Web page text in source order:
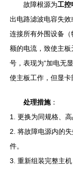
故障根源为工控
出电路滤波电容失
连接所有外围设备
额的电流，致使主
号，表现为“加电无
使主板工作，但显卡
处理措施：
1. 更换为同规格、高
2. 将故障电源内的
件。
3. 重新组装完整主